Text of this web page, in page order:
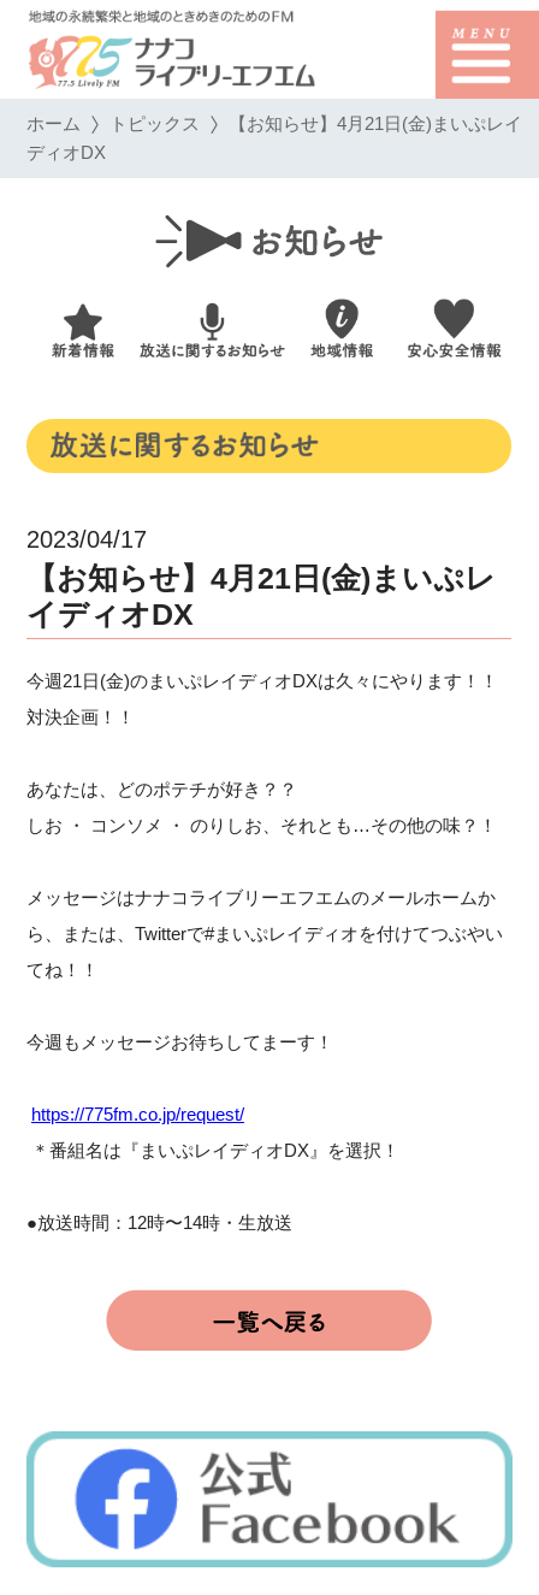
ホーム トピックス 【お知らせ】4月21日(金)まいぷレイ
ディオDX
2023/04/17
【お知らせ】4月21日(金)まいぷレ
イディオDX
今週21日(金)のまいぷレイディオDXは久々にやります！！
対決企画！！
あなたは、どのポテチが好き？？
しお ・ コンソメ ・ のりしお、それとも…その他の味？！
メッセージはナナコライブリーエフエムのメールホームか
ら、または、Twitterで#まいぷレイディオを付けてつぶやい
てね！！
今週もメッセージお待ちしてまーす！
https://775fm.co.jp/request/
＊番組名は『まいぷレイディオDX』を選択！
●放送時間：12時〜14時・生放送